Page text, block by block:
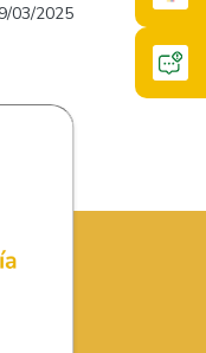
03/2025